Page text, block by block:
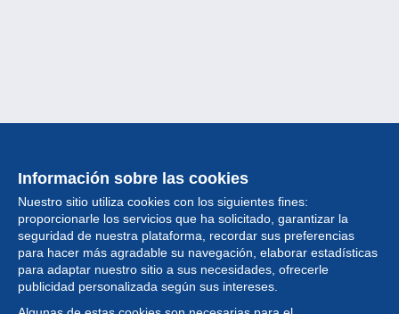
Información sobre las cookies
Nuestro sitio utiliza cookies con los siguientes fines:
proporcionarle los servicios que ha solicitado, garantizar la
seguridad de nuestra plataforma, recordar sus preferencias
para hacer más agradable su navegación, elaborar estadísticas
para adaptar nuestro sitio a sus necesidades, ofrecerle
publicidad personalizada según sus intereses.
Colección